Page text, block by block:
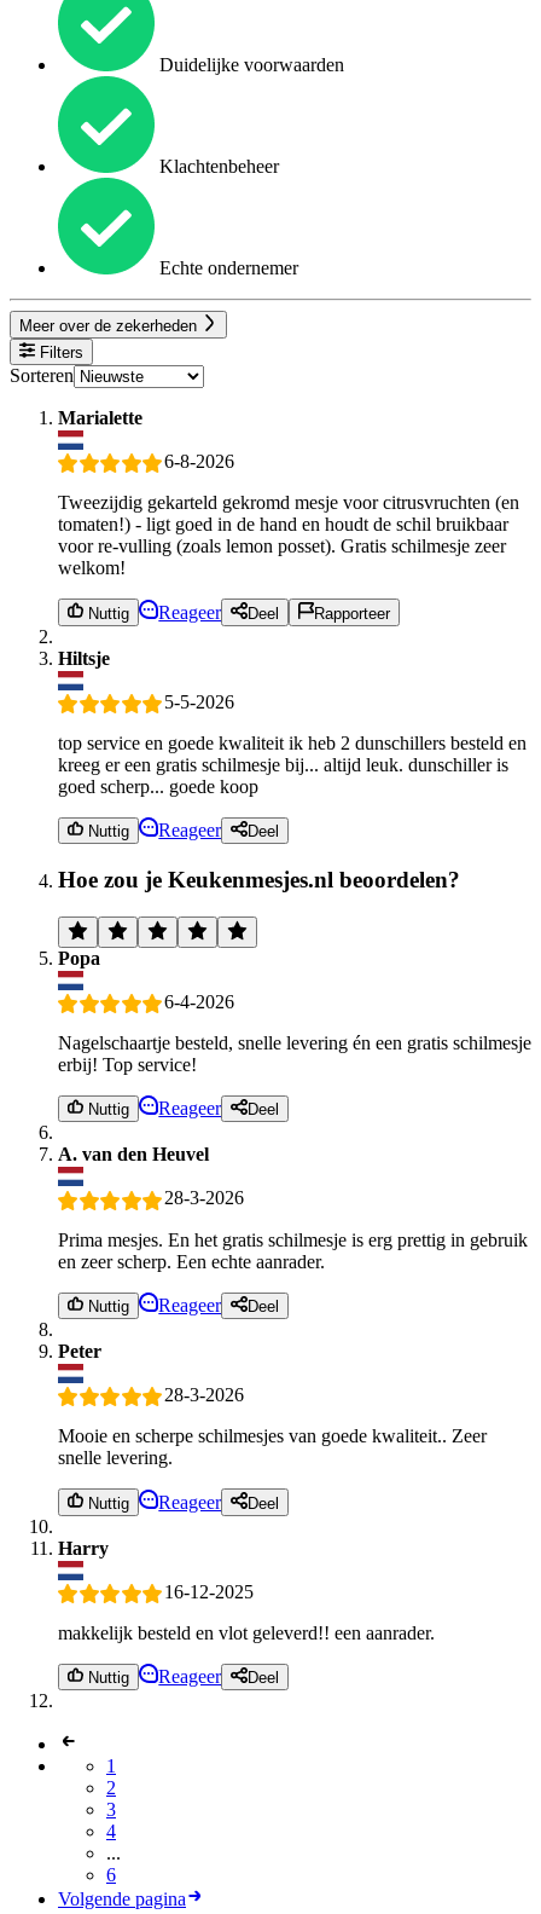
Duidelijke voorwaarden
Klachtenbeheer
Echte ondernemer
Meer over de zekerheden
Filters
Sorteren
Marialette
6-8-2026
Tweezijdig gekarteld gekromd mesje voor citrusvruchten (en
tomaten!) - ligt goed in de hand en houdt de schil bruikbaar
voor re-vulling (zoals lemon posset). Gratis schilmesje zeer
welkom!
Nuttig Reageer Deel Rapporteer
Hiltsje
5-5-2026
top service en goede kwaliteit ik heb 2 dunschillers besteld en
kreeg er een gratis schilmesje bij... altijd leuk. dunschiller is
goed scherp... goede koop
Nuttig Reageer Deel
Hoe zou je Keukenmesjes.nl beoordelen?
Popa
6-4-2026
Nagelschaartje besteld, snelle levering én een gratis schilmesje
erbij! Top service!
Nuttig Reageer Deel
A. van den Heuvel
28-3-2026
Prima mesjes. En het gratis schilmesje is erg prettig in gebruik
en zeer scherp. Een echte aanrader.
Nuttig Reageer Deel
Peter
28-3-2026
Mooie en scherpe schilmesjes van goede kwaliteit.. Zeer
snelle levering.
Nuttig Reageer Deel
Harry
16-12-2025
makkelijk besteld en vlot geleverd!! een aanrader.
Nuttig Reageer Deel
1
2
3
4
...
6
Volgende pagina